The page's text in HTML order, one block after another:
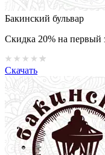
Бакинский бульвар
Скидка 20% на первый
Скачать